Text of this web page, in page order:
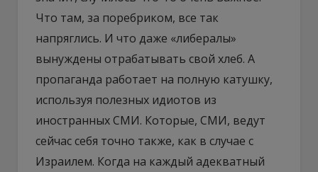
Что там, за поребриком, все так
напряглись. И что даже «либералы»
вынуждены отрабатывать свой хлеб. А
пропаганда работает на полную катушку,
используя полезных идиотов из
иностранных СМИ. Которые, СМИ, ведут
сейчас себя точно также, как в случае с
Израилем. Когда на каждый адекватный